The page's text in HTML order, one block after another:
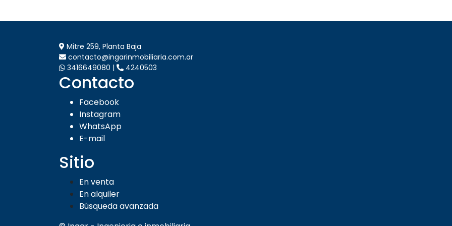
Mitre 259, Planta Baja
contacto@ingarinmobiliaria.com.ar
3416649080 |
4240503
Contacto
Facebook
Instagram
WhatsApp
E-mail
Sitio
En venta
En alquiler
Búsqueda avanzada